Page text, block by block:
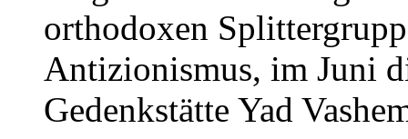
orthodoxen
Antizionismus, im Juni
Gedenkstätte Yad